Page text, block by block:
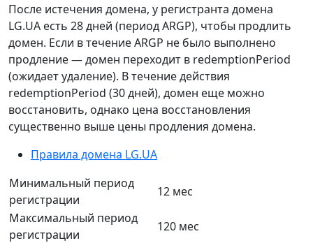
После истечения домена, у регистранта домена
LG.UA есть 28 дней (период ARGP), чтобы продлить
домен. Если в течение ARGP не было выполнено
продление — домен переходит в redemptionPeriod
(ожидает удаление). В течение действия
redemptionPeriod (30 дней), домен еще можно
восстановить, однако цена восстановления
существенно выше цены продления домена.
Правила домена LG.UA
Минимальный период
регистрации
12 мес
Максимальный период
регистрации
120 мес